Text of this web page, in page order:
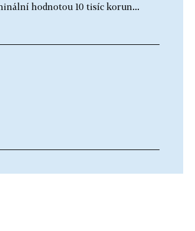
hodnotou 10 tisíc korun...